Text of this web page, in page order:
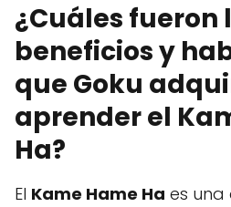
¿Cuáles fueron
beneficios y
que Goku
aprender el
Ha?
El Kame Hame Ha es una